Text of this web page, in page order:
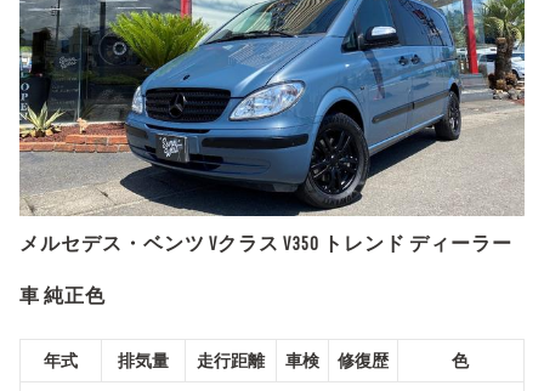
メルセデス・ベンツ Vクラス V350 トレンド ディーラー
車 純正色
年式 排気量 走行距離 車検 修復歴 色